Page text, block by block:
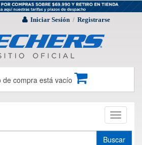
Iniciar Sesión / Registrarse
de compra está vacío
Toggle
Buscar